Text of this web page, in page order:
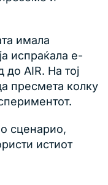
имала
испраќала е-
до AIR. На тој
пресмета колку
сценарио,
истиот